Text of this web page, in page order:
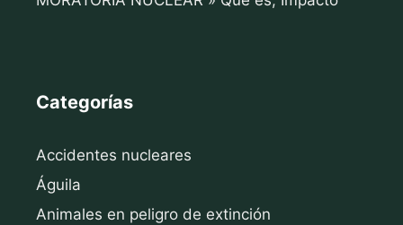
Categorías
Accidentes nucleares
Águila
Animales en peligro de extinción